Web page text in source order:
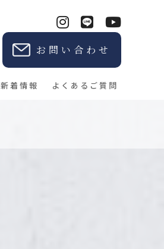
お問い合わせ
新着情報 よくあるご質問